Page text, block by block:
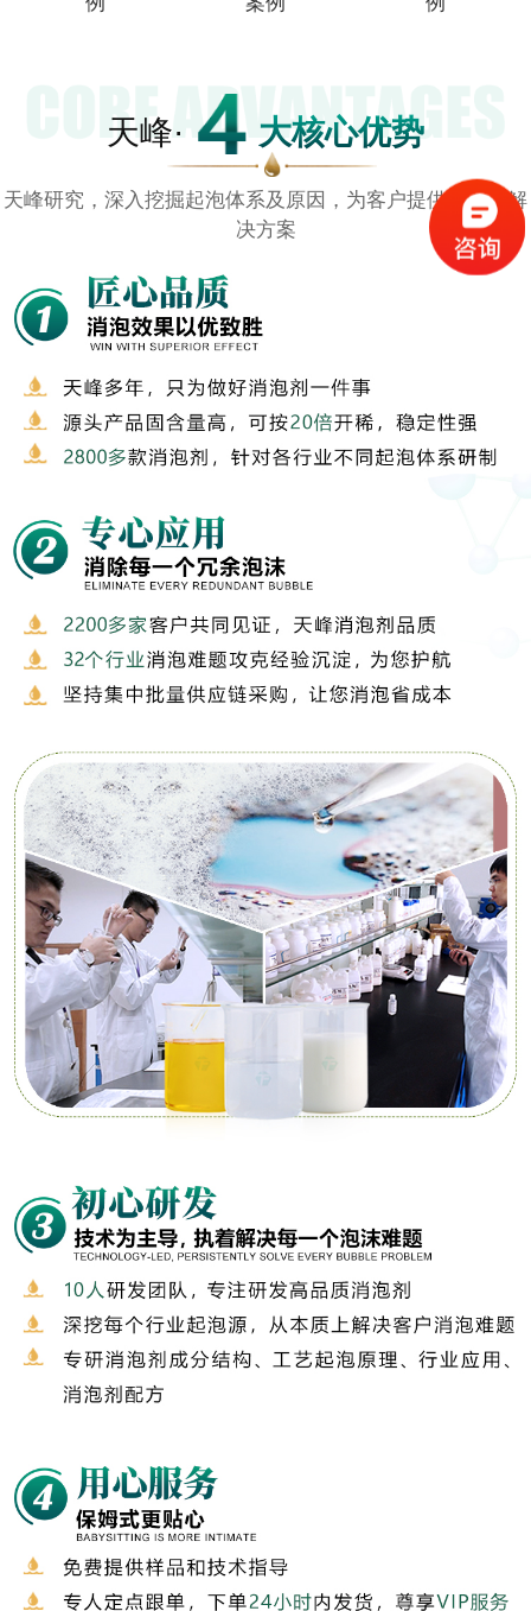
天峰· 大核心优势
天峰研究，深入挖掘起泡体系及原因，为客户提供针对性解
决方案